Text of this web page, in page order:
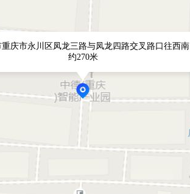
庆市永川区凤龙三路与凤龙四路交叉路口往西南
约270米